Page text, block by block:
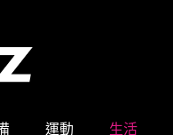
運動 生活